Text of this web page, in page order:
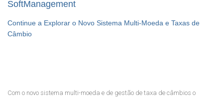
SoftManagement
Continue a Explorar o Novo Sistema Multi-Moeda e Taxas de
Câmbio
Com o novo sistema multi-moeda e de gestão de taxa de câmbios o